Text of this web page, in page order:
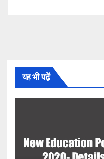
यह भी पढ़ें